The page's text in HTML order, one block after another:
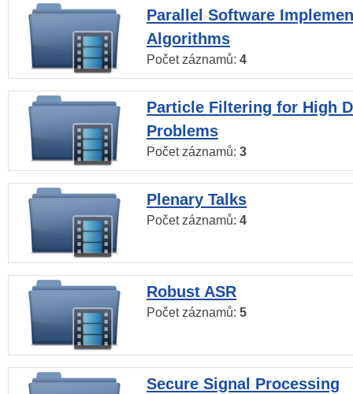
Parallel Software
Algorithms
Počet záznamů: 4
Particle Filtering for High
Problems
Počet záznamů: 3
Plenary Talks
Počet záznamů: 4
Robust ASR
Počet záznamů: 5
Secure Signal Processing